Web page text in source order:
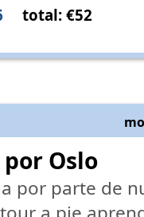
total: €52
por Oslo
por parte de